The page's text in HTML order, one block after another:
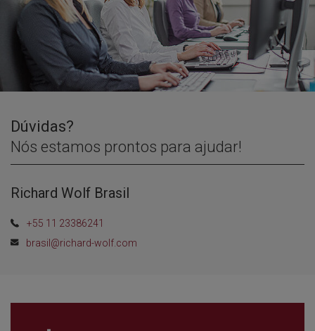
Dúvidas?
Nós estamos prontos para ajudar!
Richard Wolf Brasil
+55 11 23386241
brasil@richard-wolf.com